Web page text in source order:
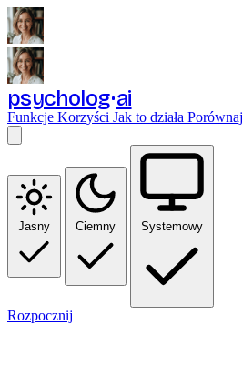
psycholog ai
Funkcje Korzyści Jak to działa Porównaj
Jasny Ciemny Systemowy
Rozpocznij